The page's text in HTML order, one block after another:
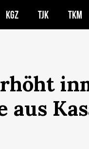
KGZ TJK TKM
aus